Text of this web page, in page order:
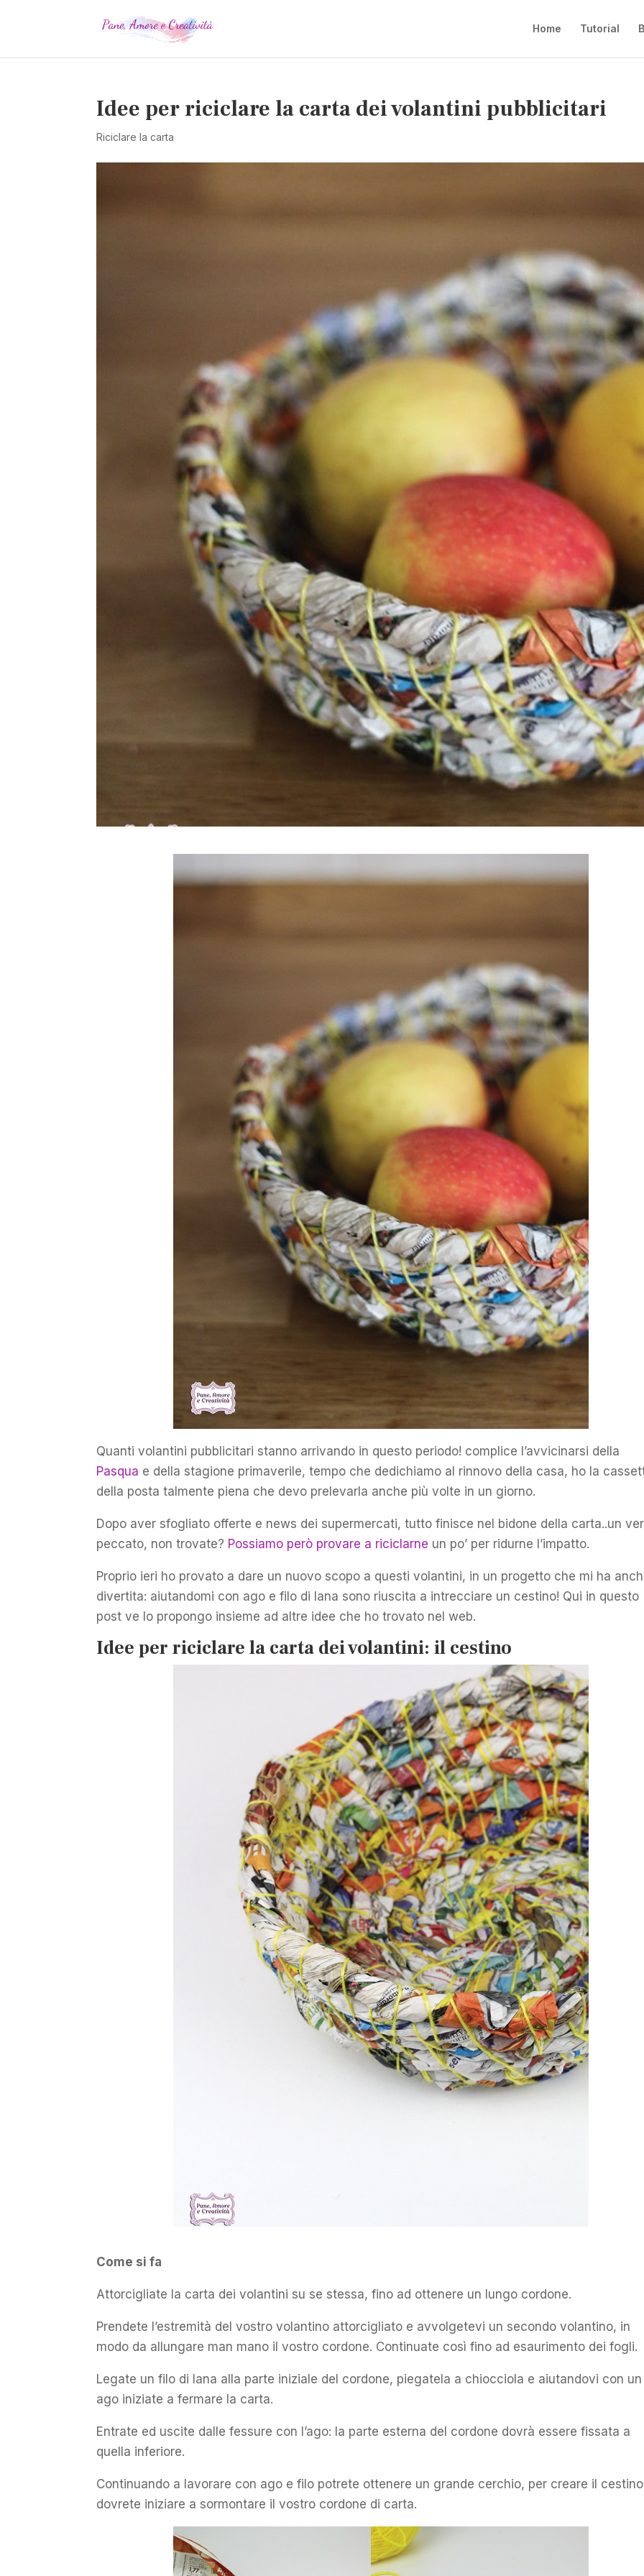
Home Tutorial
Idee per riciclare la carta dei volantini pubblicitari
Riciclare la carta
Quanti volantini pubblicitari stanno arrivando in questo periodo! complice l’avvicinarsi della
Pasqua e della stagione primaverile, tempo che dedichiamo al rinnovo della casa, ho la
della posta talmente piena che devo prelevarla anche più volte in un giorno.
Dopo aver sfogliato offerte e news dei supermercati, tutto finisce nel bidone della carta..un
peccato, non trovate? Possiamo però provare a riciclarne un po’ per ridurne l’impatto.
Proprio ieri ho provato a dare un nuovo scopo a questi volantini, in un progetto che mi ha
divertita: aiutandomi con ago e filo di lana sono riuscita a intrecciare un cestino! Qui in questo
post ve lo propongo insieme ad altre idee che ho trovato nel web.
Idee per riciclare la carta dei volantini: il cestino
Come si fa
Attorcigliate la carta dei volantini su se stessa, fino ad ottenere un lungo cordone.
Prendete l’estremità del vostro volantino attorcigliato e avvolgetevi un secondo volantino, in
modo da allungare man mano il vostro cordone. Continuate così fino ad esaurimento dei fogli.
Legate un filo di lana alla parte iniziale del cordone, piegatela a chiocciola e aiutandovi con un
ago iniziate a fermare la carta.
Entrate ed uscite dalle fessure con l’ago: la parte esterna del cordone dovrà essere fissata a
quella inferiore.
Continuando a lavorare con ago e filo potrete ottenere un grande cerchio, per creare il cestino
dovrete iniziare a sormontare il vostro cordone di carta.